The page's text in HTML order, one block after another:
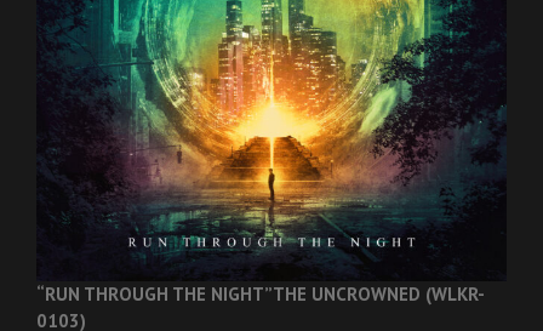
“RUN THROUGH THE NIGHT”THE UNCROWNED (WLKR-
0103)